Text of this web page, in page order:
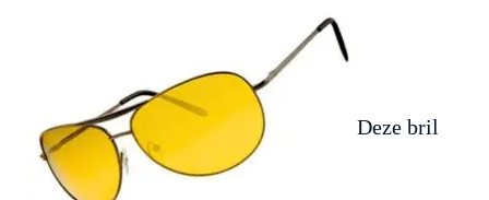
Deze bril